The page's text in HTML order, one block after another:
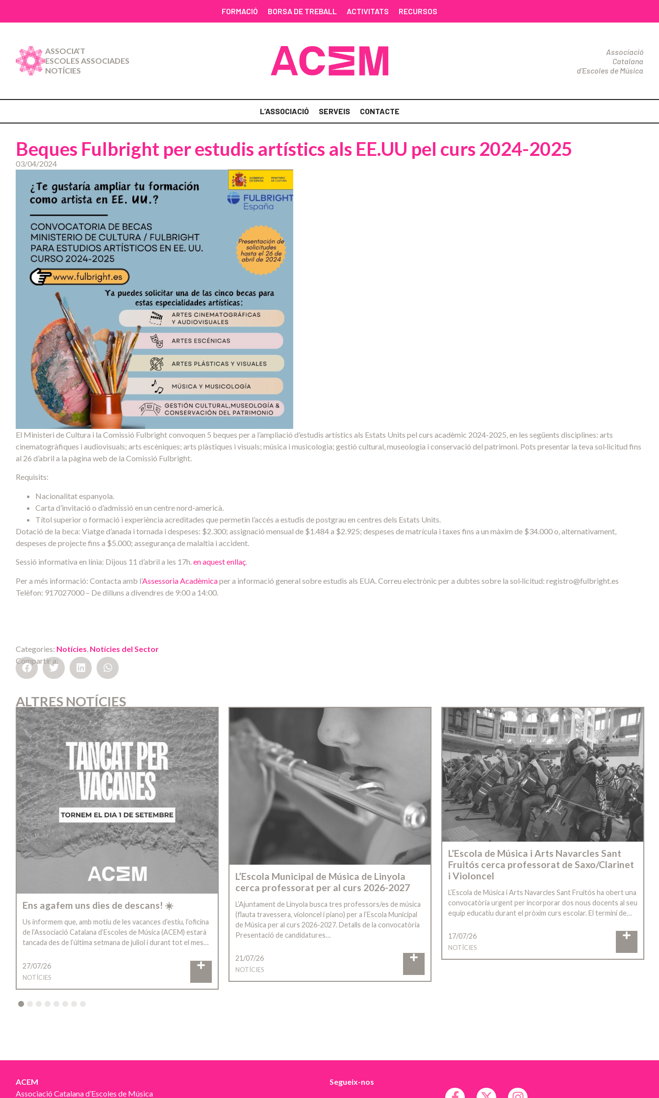
FORMACIÓ BORSA DE TREBALL ACTIVITATS RECURSOS
ASSOCIA’T
ESCOLES ASSOCIADES
NOTÍCIES
Associació
Catalana
d'Escoles de Música
L’ASSOCIACIÓ SERVEIS CONTACTE
Beques Fulbright per estudis artístics als EE.UU pel curs 2024-2025
03/04/2024
El Ministeri de Cultura i la Comissió Fulbright convoquen 5 beques per a l’ampliació d’estudis artístics als Estats Units pel curs acadèmic 2024-2025, en les següents disciplines: arts
cinematogràfiques i audiovisuals; arts escèniques; arts plàstiques i visuals; música i musicologia; gestió cultural, museologia i conservació del patrimoni. Pots presentar la teva sol·licitud fins
al 26 d’abril a la pàgina web de la Comissió Fulbright.
Requisits:
Nacionalitat espanyola.
Carta d’invitació o d’admissió en un centre nord-americà.
Títol superior o formació i experiència acreditades que permetin l’accés a estudis de postgrau en centres dels Estats Units.
Dotació de la beca: Viatge d’anada i tornada i despeses: $2.300; assignació mensual de $1.484 a $2.925; despeses de matrícula i taxes fins a un màxim de $34.000 o, alternativament,
despeses de projecte fins a $5.000; assegurança de malaltia i accident.
Sessió informativa en línia: Dijous 11 d’abril a les 17h.en aquest enllaç.
Per a més informació: Contacta amb l’Assessoria Acadèmicaper a informació general sobre estudis als EUA. Correu electrònic per a dubtes sobre la sol·licitud: registro@fulbright.es
Telèfon: 917027000 – De dilluns a divendres de 9:00 a 14:00.
Categories: Notícies Notícies del Sector
Compartir a:
ALTRES NOTÍCIES
Ens agafem uns dies de descans! ☀️
Us informem que, amb motiu de les vacances d’estiu, l’oficina
de l’Associació Catalana d’Escoles de Música (ACEM) estarà
tancada des de l’última setmana de juliol i durant tot el mes…
27/07/26
NOTÍCIES
L’Escola Municipal de Música de Linyola
cerca professorat per al curs 2026-2027
L’Ajuntament de Linyola busca tres professors/es de música
(flauta travessera, violoncel i piano) per a l’Escola Municipal
de Música per al curs 2026-2027. Detalls de la convocatòria
Presentació de candidatures…
21/07/26
NOTÍCIES
L’Escola de Música i Arts Navarcles Sant
Fruitós cerca professorat de Saxo/Clarinet
i Violoncel
L’Escola de Música i Arts Navarcles Sant Fruitós ha obert una
convocatòria urgent per incorporar dos nous docents al seu
equip educatiu durant el pròxim curs escolar. El termini de…
17/07/26
NOTÍCIES
4 5 6 7 8
ACEM
Associació Catalana d’Escoles de Música
Segueix-nos